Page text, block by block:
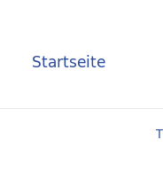
Startseite